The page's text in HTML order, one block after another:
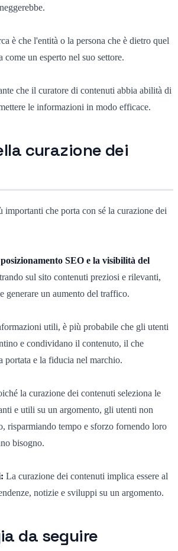
è che l'entità o la persona che è dietro quel
come un esperto nel suo settore.
che il curatore di contenuti abbia abilità di
le informazioni in modo efficace.
curazione dei
che porta con sé la curazione dei
SEO e la visibilità del
sul sito contenuti preziosi e rilevanti,
generare un aumento del traffico.
utili, è più probabile che gli utenti
e condividano il contenuto, il che
portata e la fiducia nel marchio.
la curazione dei contenuti seleziona le
e utili su un argomento, gli utenti non
risparmiando tempo e sforzo fornendo loro
bisogno.
La curazione dei contenuti implica essere al
notizie e sviluppi su un argomento.
da seguire